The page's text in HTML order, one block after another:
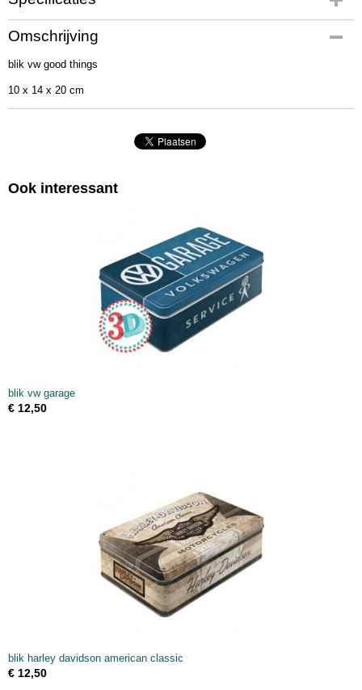
Productcode
30134
EAN code
Omschrijving
blik vw good things
10 x 14 x 20 cm
Ook interessant
blik vw garage
€ 12,50
blik harley davidson american classic
€ 12,50